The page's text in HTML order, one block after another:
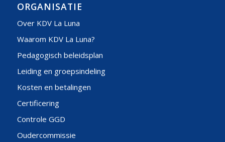
ORGANISATIE
Over KDV La Luna
Waarom KDV La Luna?
Pedagogisch beleidsplan
Leiding en groepsindeling
Kosten en betalingen
Certificering
Controle GGD
Oudercommissie